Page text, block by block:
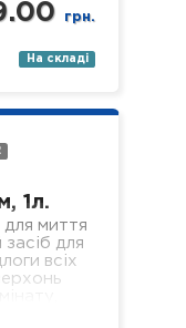
грн.
На складі
1л.
для миття
для
всіх